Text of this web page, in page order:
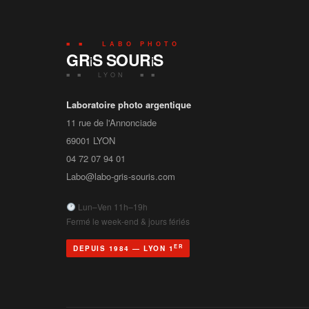
■ ■ LABO PHOTO
GRiS SOURiS
■ ■ LYON ■ ■
Laboratoire photo argentique
11 rue de l'Annonciade
69001 LYON
04 72 07 94 01
Labo@labo-gris-souris.com
Lun–Ven 11h–19h
Fermé le week-end & jours fériés
DEPUIS 1984 — LYON 1 ER